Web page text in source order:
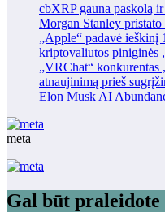
cbXRP gauna paskolą
Morgan Stanley
„Apple“ padavė
kriptovaliutos piniginės
„VRChat“ konkurentas
atnaujinimą prieš
Elon Musk AI
meta
Gal būt praleidote